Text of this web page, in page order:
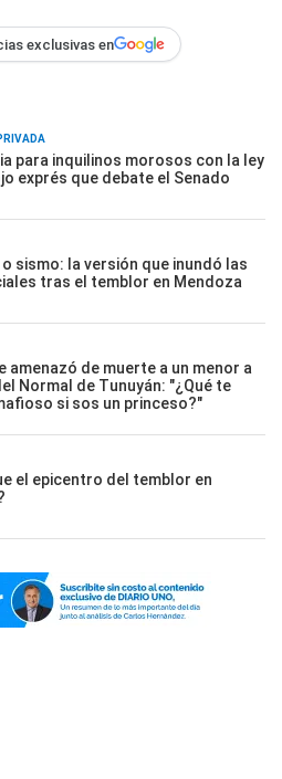
exclusivas en
para inquilinos morosos con la ley
exprés que debate el Senado
o sismo: la versión que inundó las
tras el temblor en Mendoza
amenazó de muerte a un menor a
Normal de Tunuyán: "¿Qué te
si sos un princeso?"
el epicentro del temblor en